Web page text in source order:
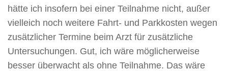
hätte ich insofern bei einer Teilnahme nicht, außer
vielleich noch weitere Fahrt- und Parkkosten wegen
zusätzlicher Termine beim Arzt für zusätzliche
Untersuchungen. Gut, ich wäre möglicherweise
besser überwacht als ohne Teilnahme. Das wäre